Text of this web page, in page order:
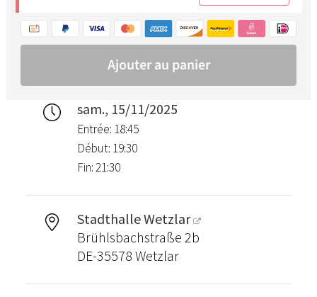
sam., 15/11/2025
Entrée: 18:45
Début: 19:30
Fin: 21:30
Stadthalle Wetzlar
Brühlsbachstraße 2b
DE-35578 Wetzlar